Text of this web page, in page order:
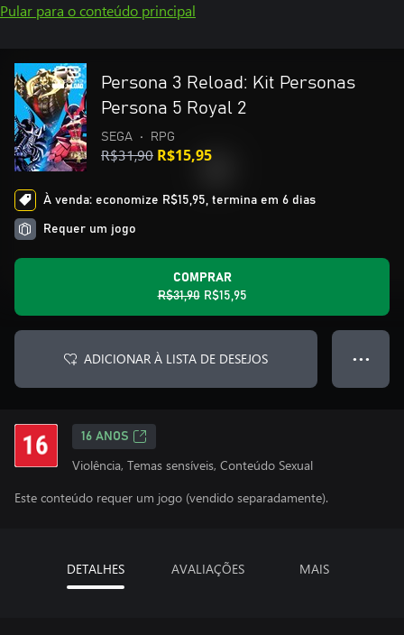
Pular para o conteúdo principal
Persona 3 Reload: Kit Personas
Persona 5 Royal 2
SEGA • RPG
R$31,90 R$15,95
À venda: economize R$15,95, termina em 6 dias
Requer um jogo
COMPRAR
R$31,90 R$15,95
ADICIONAR À LISTA DE DESEJOS ● ● ●
16 ANOS
Violência, Temas sensíveis, Conteúdo Sexual
Este conteúdo requer um jogo (vendido separadamente).
DETALHES AVALIAÇÕES MAIS